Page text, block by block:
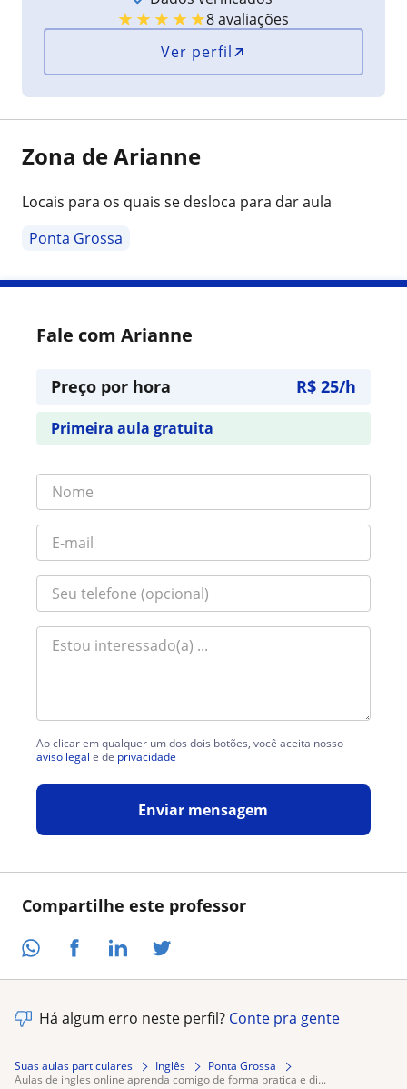
Compartilhe este professor
★★★★★8 avaliações
Ver perfil
Zona de Arianne
Locais para os quais se desloca para dar aula
Ponta Grossa
Fale com Arianne
Preço por hora R$ 25/h
Primeira aula gratuita
Ao clicar em qualquer um dos dois botões, você aceita nosso
aviso legal e de privacidade
Enviar mensagem
Há algum erro neste perfil? Conte pra gente
Suas aulas particulares Inglês
Ponta Grossa
aulas de ingles online aprenda comigo de forma pratica e di...